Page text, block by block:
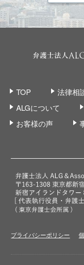
TOP 法律相
ALGについて
お客様の声
プライバシーポリシー